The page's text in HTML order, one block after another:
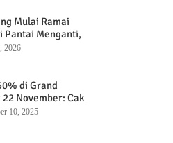
Mulai Ramai
Pantai Menganti,
dan Sunset
2026
di Grand
November: Cak
Balungan Bakar
10, 2025